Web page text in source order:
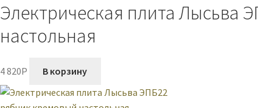
Электрическая плита Лысьва
настольная
4 820P В корзину